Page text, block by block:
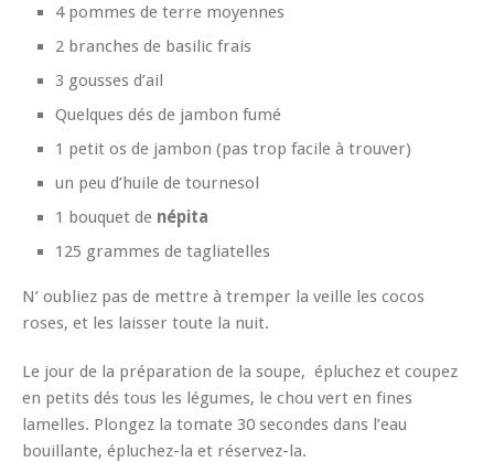
4 pommes de terre moyennes
2 branches de basilic frais
3 gousses d’ail
Quelques dés de jambon fumé
1 petit os de jambon (pas trop facile à trouver)
un peu d’huile de tournesol
1 bouquet de népita
125 grammes de tagliatelles
N’ oubliez pas de mettre à tremper la veille les cocos
roses, et les laisser toute la nuit.
Le jour de la préparation de la soupe, épluchez et coupez
en petits dés tous les légumes, le chou vert en fines
lamelles. Plongez la tomate 30 secondes dans l’eau
bouillante, épluchez-la et réservez-la.